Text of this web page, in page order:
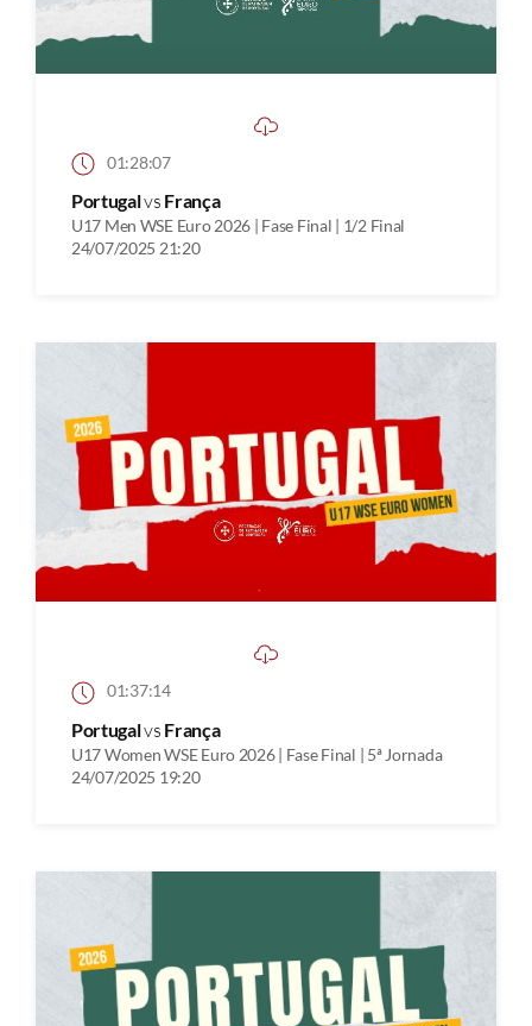
01:28:07
Portugalvs França
U17 Men WSE Euro 2026 | Fase Final | 1/2 Final
24/07/2025 21:20
01:37:14
Portugalvs França
U17 Women WSE Euro 2026 | Fase Final | 5ª Jornada
24/07/2025 19:20